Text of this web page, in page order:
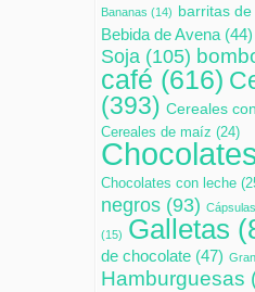
Bananas (14) barritas
Bebida de Avena(44)
Soja (105)
café (616)
(393) Cereales
Cereales de maíz (24)
Chocolates con leche
negros (93)
(15) Galletas
de chocolate (47)
Hamburguesas